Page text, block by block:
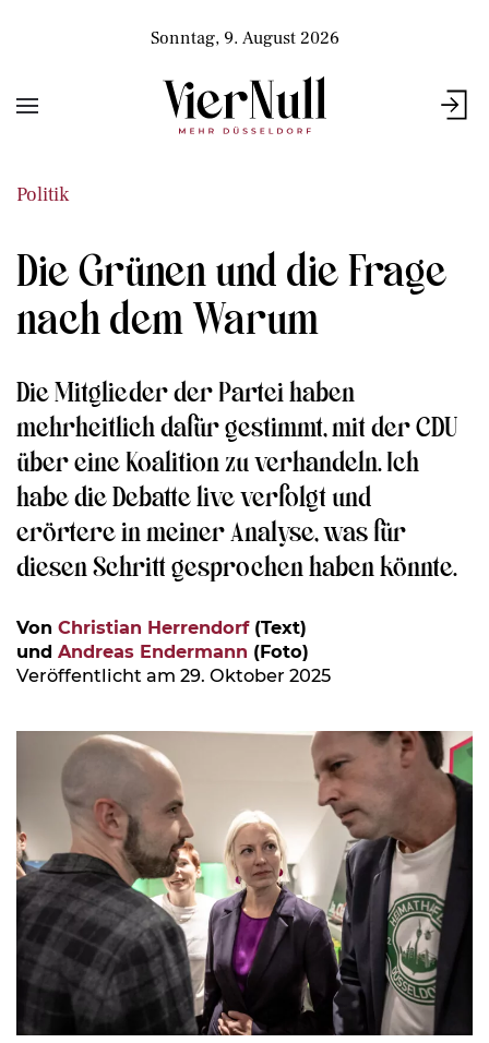
Sonntag, 9. August 2026
Politik
Die Grünen und die Frage
nach dem Warum
Die Mitglieder der Partei haben
mehrheitlich dafür gestimmt, mit der CDU
über eine Koalition zu verhandeln. Ich
habe die Debatte live verfolgt und
erörtere in meiner Analyse, was für
diesen Schritt gesprochen haben könnte.
Von Christian Herrendorf(Text)
und Andreas Endermann (Foto)
Veröffentlicht am 29. Oktober 2025